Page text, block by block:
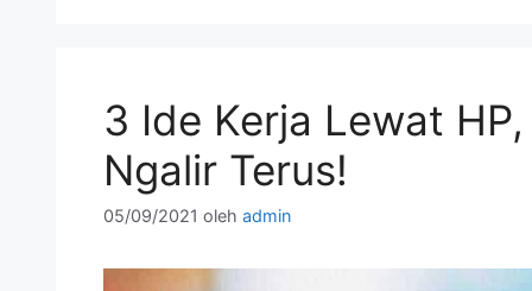
3 Ide Kerja Lewat
Ngalir Terus!
05/09/2021 oleh admin